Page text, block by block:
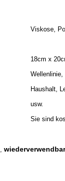
Viskose,
18cm x
Haushalt,
usw.
Sie sind
, wiederverwendbar